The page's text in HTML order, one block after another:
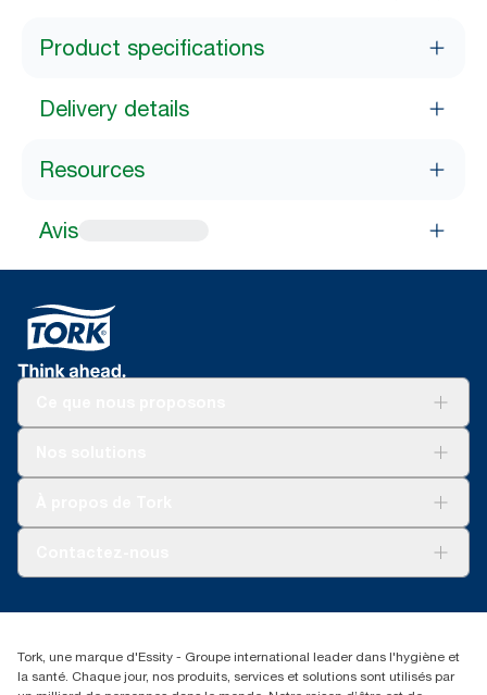
Product specifications
Delivery details
Resources
Avis
Reclamation pour distributeurs
+41 (0)848/810152
Essity Switzerland AG
Parkstraße 1b
Tork, une marque d'Essity - Groupe international leader dans l'hygiène et
la santé. Chaque jour, nos produits, services et solutions sont utilisés par